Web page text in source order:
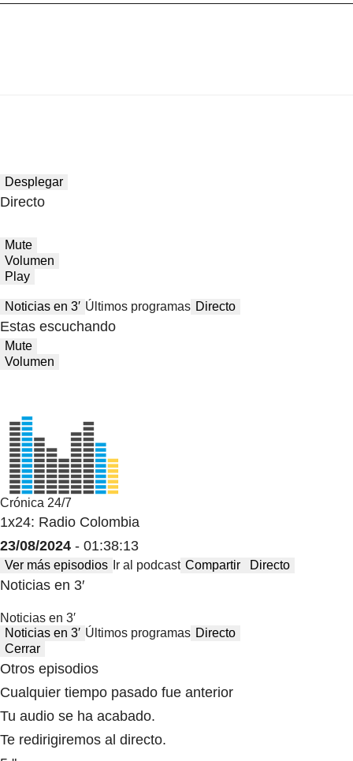
Desplegar
Directo
Mute
Volumen
Play
Noticias en 3′ Últimos programas Directo
Estas escuchando
Mute
Volumen
Crónica 24/7
1x24: Radio Colombia
23/08/2024 - 01:38:13
Ver más episodios Ir al podcast Compartir Directo
Noticias en 3′
Noticias en 3′
Noticias en 3′ Últimos programas Directo
Cerrar
Otros episodios
Cualquier tiempo pasado fue anterior
Tu audio se ha acabado.
Te redirigiremos al directo.